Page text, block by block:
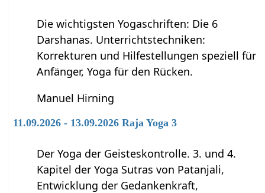
Die wichtigsten Yogaschriften: Die 6
Darshanas. Unterrichtstechniken:
Korrekturen und Hilfestellungen speziell für
Anfänger, Yoga für den Rücken.
Manuel Hirning
11.09.2026 - 13.09.2026 Raja Yoga 3
Der Yoga der Geisteskontrolle. 3. und 4.
Kapitel der Yoga Sutras von Patanjali,
Entwicklung der Gedankenkraft,